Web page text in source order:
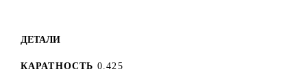
ДЕТАЛИ
КАРАТНОСТЬ 0.425